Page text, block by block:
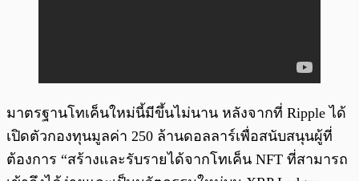
มาตรฐานโทเค็นใหม่นี้มีขึ้นไม่นาน หลังจากที่ Ripple ได้
เปิดตัวกองทุนมูลค่า 250 ล้านดอลลาร์เพื่อสนับสนุนผู้ที่
ต้องการ “สร้างและรับรายได้จากโทเค็น NFT ที่สามารถ